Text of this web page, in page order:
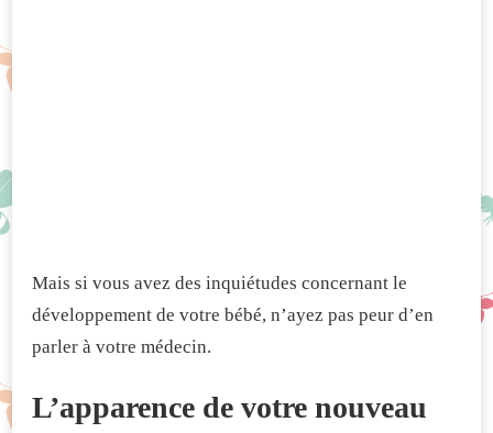
Mais si vous avez des inquiétudes concernant le
développement de votre bébé, n’ayez pas peur d’en
parler à votre médecin.
L’apparence de votre nouveau